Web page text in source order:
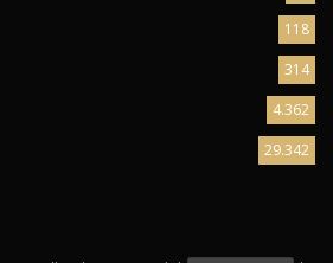
118
314
4.362
29.342